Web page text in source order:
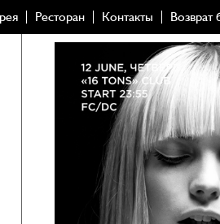
Ресторан Контакты Возврат